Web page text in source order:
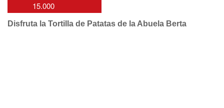
15.000
Disfruta la Tortilla de Patatas de la Abuela Berta